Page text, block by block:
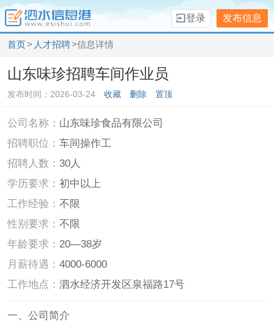
发布信息
登录
首页> 人才招聘>信息详情
山东味珍招聘车间作业员
发布时间：2026-03-24 收藏 删除 置顶
公司名称： 山东味珍食品有限公司
招聘职位：车间操作工
招聘人数：30人
学历要求：初中以上
工作经验：不限
性别要求：不限
年龄要求： 20—38岁
月薪待遇：4000-6000
工作地点：泗水经济开发区泉福路17号
一、公司简介